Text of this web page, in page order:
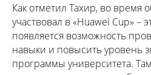
Как отметил Тахир, во время
участвовал в «Huawei Cup» –
появляется возможность
навыки и повысить уровень
программы университета.